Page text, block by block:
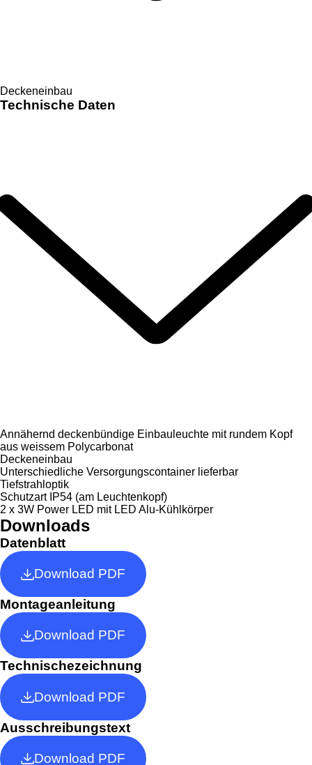
Deckeneinbau
Technische Daten
Annähernd deckenbündige Einbauleuchte mit rundem Kopf
aus weissem Polycarbonat
Deckeneinbau
Unterschiedliche Versorgungscontainer lieferbar
Tiefstrahloptik
Schutzart IP54 (am Leuchtenkopf)
2 x 3W Power LED mit LED Alu-Kühlkörper
Downloads
Datenblatt
Download PDF
Montageanleitung
Download PDF
Technischezeichnung
Download PDF
Ausschreibungstext
Download PDF